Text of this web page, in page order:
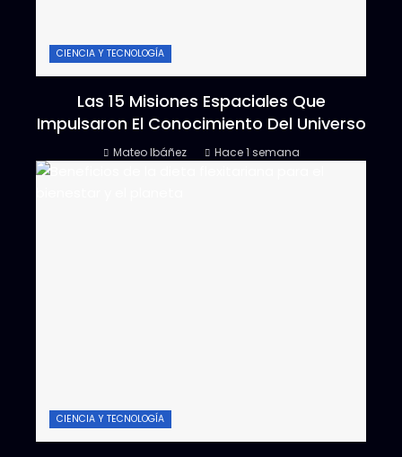
CIENCIA Y TECNOLOGÍA
Las 15 Misiones Espaciales Que
Impulsaron El Conocimiento Del Universo
Mateo Ibáñez Hace 1 semana
CIENCIA Y TECNOLOGÍA